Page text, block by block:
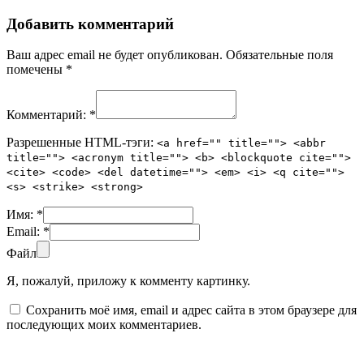
Добавить комментарий
Ваш адрес email не будет опубликован. Обязательные поля
помечены *
Комментарий: *
Разрешенные HTML-тэги: <a href="" title=""> <abbr
title=""> <acronym title=""> <b> <blockquote cite="">
<cite> <code> <del datetime=""> <em> <i> <q cite="">
<s> <strike> <strong>
Имя: *
Email: *
Файл
Я, пожалуй, приложу к комменту картинку.
Сохранить моё имя, email и адрес сайта в этом браузере для
последующих моих комментариев.